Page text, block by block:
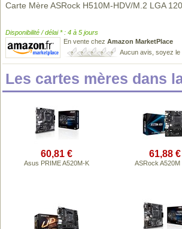
Carte Mère ASRock H510M-HDV/M.2 LGA
Disponibilité / délai * : 4 à 5 jours
En vente chez Amazon MarketPlace
Aucun avis, soyez
Les cartes mères dans
60,81 €
Asus PRIME A520M-K
61,88 €
ASRock A520M